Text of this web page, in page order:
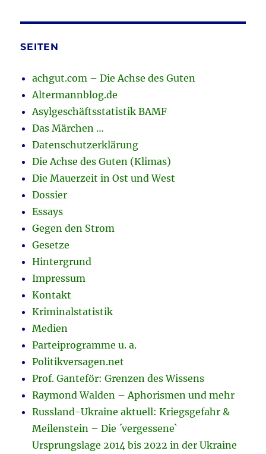
SEITEN
achgut.com – Die Achse des Guten
Altermannblog.de
Asylgeschäftsstatistik BAMF
Das Märchen …
Datenschutzerklärung
Die Achse des Guten (Klimas)
Die Mauerzeit in Ost und West
Dossier
Essays
Gegen den Strom
Gesetze
Hintergrund
Impressum
Kontakt
Kriminalstatistik
Medien
Parteiprogramme u. a.
Politikversagen.net
Prof. Ganteför: Grenzen des Wissens
Raymond Walden – Aphorismen und mehr
Russland-Ukraine aktuell: Kriegsgefahr &
Meilenstein – Die ´vergessene`
Ursprungslage 2014 bis 2022 in der Ukraine